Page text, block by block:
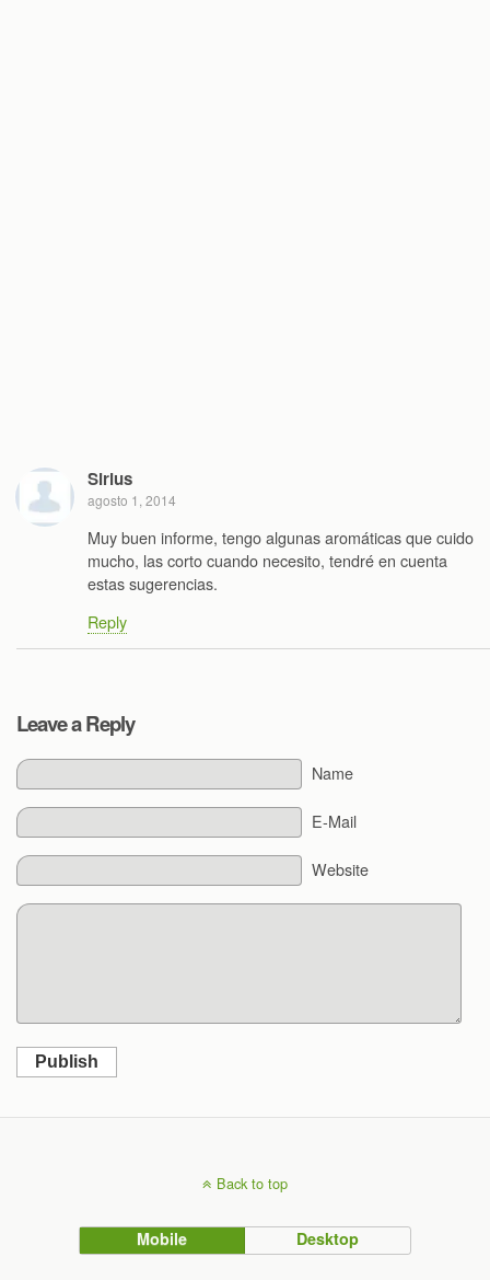
Sirius
agosto 1, 2014
Muy buen informe, tengo algunas aromáticas que cuido
mucho, las corto cuando necesito, tendré en cuenta
estas sugerencias.
Reply
Leave a Reply
Name
E-Mail
Website
Publish
Back to top
Mobile Desktop